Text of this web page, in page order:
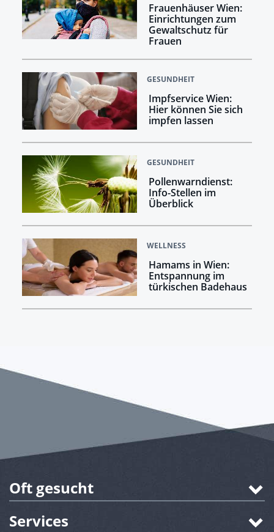
Frauenhäuser Wien:
Einrichtungen zum
Gewaltschutz für
Frauen
GESUNDHEIT
Impfservice Wien:
Hier können Sie sich
impfen lassen
GESUNDHEIT
Pollenwarndienst:
Info-Stellen im
Überblick
WELLNESS
Hamams in Wien:
Entspannung im
türkischen Badehaus
Oft gesucht
Services